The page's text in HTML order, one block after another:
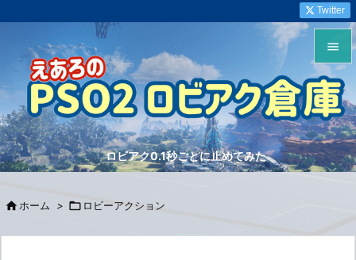
ロビアク0.1秒ごとに止めてみた


メニュ

サイド


Twitter
 ホーム >  ロビーアクション